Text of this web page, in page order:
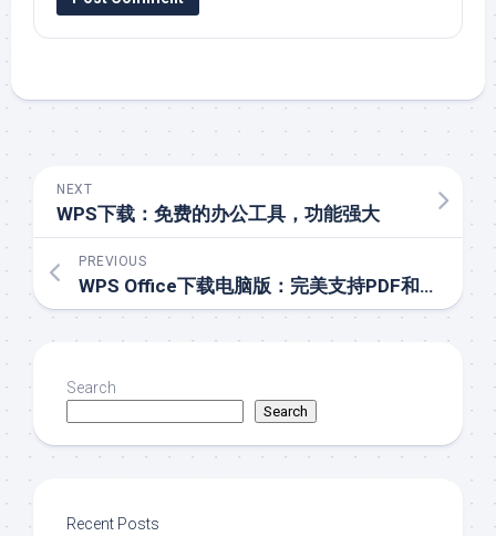
NEXT
WPS下载：免费的办公工具，功能强大
PREVIOUS
WPS Office下载电脑版：完美支持PDF和Word文档
Search
Search
Recent Posts